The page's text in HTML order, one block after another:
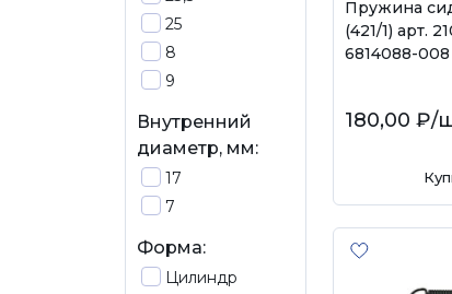
25
8
9
Внутренний
диаметр, мм:
17
7
Форма:
Цилиндр
Пружина
(421/1) арт.
6814088-
180,00 ₽/